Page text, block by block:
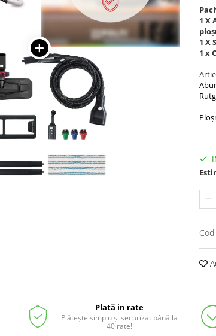
1 X
1 X
1 x
Plată in rate
Plătește simplu și securizat până la
40 rate!